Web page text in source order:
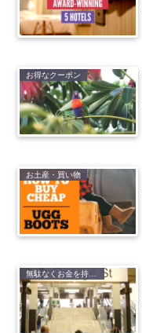
お得なクーポン
お土産・買い物